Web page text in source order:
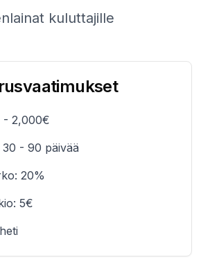
kuluttajille
- 2,000€
30 - 90 päivää
20%
5€